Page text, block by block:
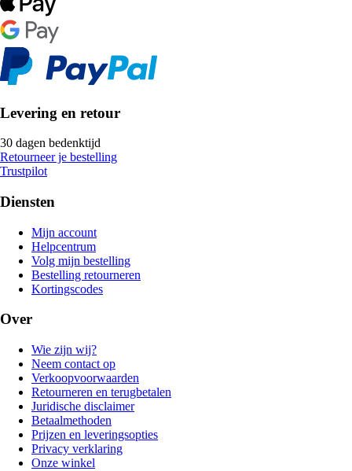
Levering en retour
30 dagen bedenktijd
Retourneer je bestelling
Trustpilot
Diensten
Mijn account
Helpcentrum
Volg mijn bestelling
Bestelling retourneren
Kortingscodes
Over
Wie zijn wij?
Neem contact op
Verkoopvoorwaarden
Retourneren en terugbetalen
Juridische disclaimer
Betaalmethoden
Prijzen en leveringsopties
Privacy verklaring
Onze winkel